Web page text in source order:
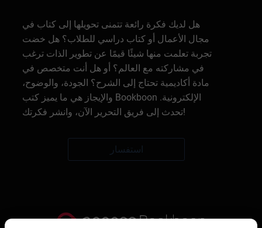
هل لديك فكرة رائعة تتمنى تحويلها إلى كتاب في
مجال الأعمال أو كتاب دراسي للطلاب؟ هل خضت
تجربة تعلمت منها شيئًا قيمًا عن تطوير الذات ترغب
في مشاركته مع العالم؟ أو هل أنت متخصص في
مادة أكاديمية تحتاج إلى الشرح؟ الجودة، والوضوح،
والإيجاز هي ما يميز كتب Bookboon الإلكترونية.
تحدث إلى فريق التحرير الآن، وانشر فكرتك!
استفسار